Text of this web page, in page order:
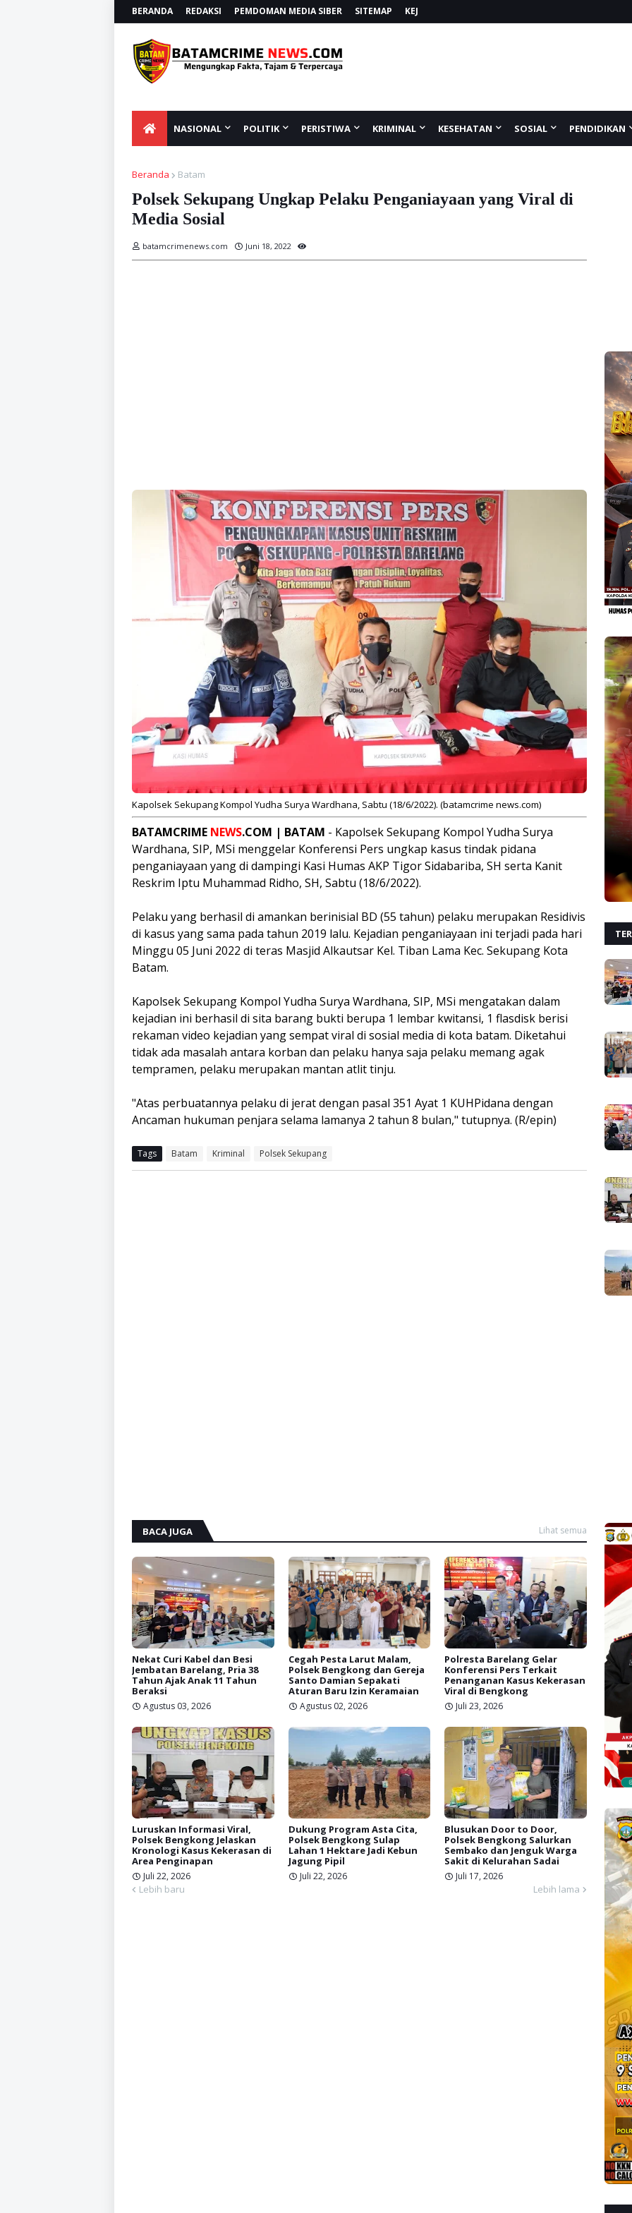
BERANDA REDAKSI PEMDOMAN MEDIA SIBER SITEMAP KEJ
NASIONAL POLITIK PERISTIWA KRIMINAL KESEHATAN SOSIAL PENDIDIKAN
Beranda Batam
Polsek Sekupang Ungkap Pelaku Penganiayaan yang Viral di
Media Sosial
batamcrimenews.com Juni 18, 2022
Kapolsek Sekupang Kompol Yudha Surya Wardhana, Sabtu (18/6/2022). (batamcrime news.com)
BATAMCRIME NEWS.COM | BATAM - Kapolsek Sekupang Kompol Yudha Surya
Wardhana, SIP, MSi menggelar Konferensi Pers ungkap kasus tindak pidana
penganiayaan yang di dampingi Kasi Humas AKP Tigor Sidabariba, SH serta Kanit
Reskrim Iptu Muhammad Ridho, SH, Sabtu (18/6/2022).
Pelaku yang berhasil di amankan berinisial BD (55 tahun) pelaku merupakan Residivis
di kasus yang sama pada tahun 2019 lalu. Kejadian penganiayaan ini terjadi pada hari
Minggu 05 Juni 2022 di teras Masjid Alkautsar Kel. Tiban Lama Kec. Sekupang Kota
Batam.
Kapolsek Sekupang Kompol Yudha Surya Wardhana, SIP, MSi mengatakan dalam
kejadian ini berhasil di sita barang bukti berupa 1 lembar kwitansi, 1 flasdisk berisi
rekaman video kejadian yang sempat viral di sosial media di kota batam. Diketahui
tidak ada masalah antara korban dan pelaku hanya saja pelaku memang agak
tempramen, pelaku merupakan mantan atlit tinju.
"Atas perbuatannya pelaku di jerat dengan pasal 351 Ayat 1 KUHPidana dengan
Ancaman hukuman penjara selama lamanya 2 tahun 8 bulan," tutupnya. (R/epin)
Tags Batam Kriminal Polsek Sekupang
BACA JUGA Lihat semua
Nekat Curi Kabel dan Besi
Jembatan Barelang, Pria 38
Tahun Ajak Anak 11 Tahun
Beraksi
Agustus 03, 2026
Cegah Pesta Larut Malam,
Polsek Bengkong dan Gereja
Santo Damian Sepakati
Aturan Baru Izin Keramaian
Agustus 02, 2026
Polresta Barelang Gelar
Konferensi Pers Terkait
Penanganan Kasus Kekerasan
Viral di Bengkong
Juli 23, 2026
Luruskan Informasi Viral,
Polsek Bengkong Jelaskan
Kronologi Kasus Kekerasan di
Area Penginapan
Juli 22, 2026
Dukung Program Asta Cita,
Polsek Bengkong Sulap
Lahan 1 Hektare Jadi Kebun
Jagung Pipil
Juli 22, 2026
Blusukan Door to Door,
Polsek Bengkong Salurkan
Sembako dan Jenguk Warga
Sakit di Kelurahan Sadai
Juli 17, 2026
Lebih baru Lebih lama